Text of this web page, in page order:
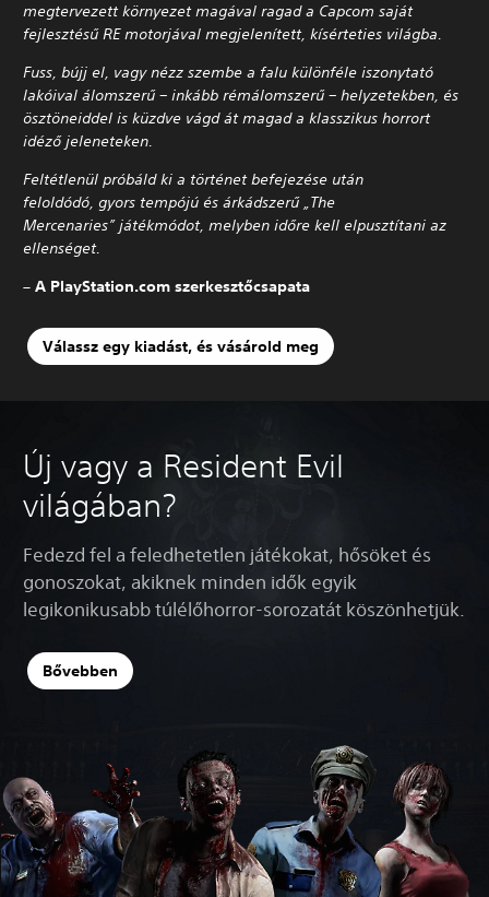
megtervezett környezet magával ragad a Capcom saját
fejlesztésű RE motorjával megjelenített, kísérteties világba.
Fuss, bújj el, vagy nézz szembe a falu különféle iszonytató
lakóival álomszerű – inkább rémálomszerű – helyzetekben, és
ösztöneiddel is küzdve vágd át magad a klasszikus horrort
idéző jeleneteken.
Feltétlenül próbáld ki a történet befejezése után
feloldódó, gyors tempójú és árkádszerű „The
Mercenaries” játékmódot, melyben időre kell elpusztítani az
ellenséget.
– A PlayStation.com szerkesztőcsapata
Válassz egy kiadást, és vásárold meg
Új vagy a Resident Evil
világában?
Fedezd fel a feledhetetlen játékokat, hősöket és
gonoszokat, akiknek minden idők egyik
legikonikusabb túlélőhorror-sorozatát köszönhetjük.
Bővebben